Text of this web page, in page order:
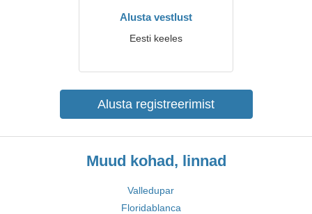
Alusta vestlust
Eesti keeles
Alusta registreerimist
Muud kohad, linnad
Valledupar
Floridablanca